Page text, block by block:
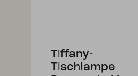
Tiffany-
Tischlampe